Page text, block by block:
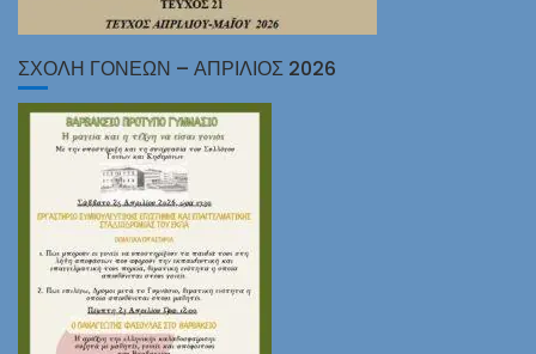
ΣΧΟΛΗ ΓΟΝΕΩΝ – ΑΠΡΙΛΙΟΣ 2026